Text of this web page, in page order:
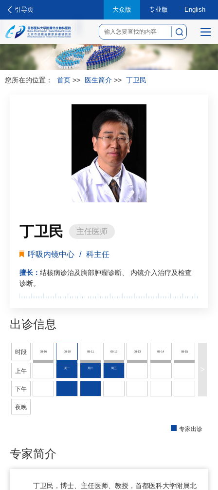
引导页 大众版 专业版 English
菜
您所在的位置： 首页 >> 医生简介 >> 丁卫民
丁卫民 主任医师
呼吸内镜中心 / 科主任
擅长： 结核病诊治及胸部肿瘤诊断、 内镜介入治疗及检查
诊断。
出诊信息
时段
上午
下午
夜晚
08-16 08-10
周一
08-11
周二
08-12
周三
08-13 08-14 08-15
>
专家出诊
专家简介
丁卫民 ，博士、主任医师、教授，首都医科大学附属北